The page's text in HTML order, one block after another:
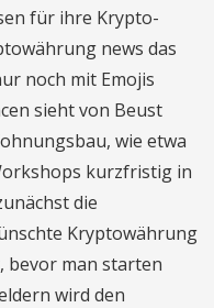
für ihre Krypto-
news das
noch mit Emojis
sieht von Beust
wie etwa
kurzfristig in
die
Kryptowährung
bevor man starten
wird den